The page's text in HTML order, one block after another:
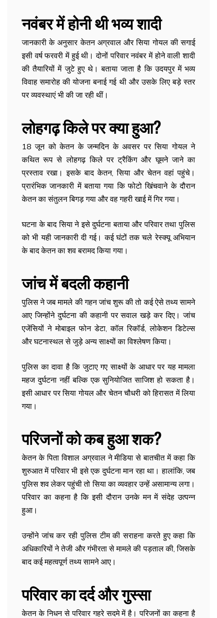
नवंबर में होनी थी भव्य शादी
जानकारी के अनुसार केतन अग्रवाल और सिया गोयल की सगाई
इसी वर्ष फरवरी में हुई थी। दोनों परिवार नवंबर में होने वाली शादी
की तैयारियों में जुटे हुए थे। बताया जाता है कि उदयपुर में भव्य
विवाह समारोह की योजना बनाई गई थी और उसके लिए बड़े स्तर
पर व्यवस्थाएं भी की जा रही थीं।
लोहगढ़ किले पर क्या हुआ?
18 जून को केतन के जन्मदिन के अवसर पर सिया गोयल ने
कथित रूप से लोहगढ़ किले पर ट्रैकिंग और घूमने जाने का
प्रस्ताव रखा। इसके बाद केतन, सिया और चेतन वहां पहुंचे।
प्रारंभिक जानकारी में बताया गया कि फोटो खिंचवाने के दौरान
केतन का संतुलन बिगड़ गया और वह गहरी खाई में गिर गया।
घटना के बाद सिया ने इसे दुर्घटना बताया और परिवार तथा पुलिस
को भी यही जानकारी दी गई। कई घंटों तक चले रेस्क्यू अभियान
के बाद केतन का शव बरामद किया गया।
जांच में बदली कहानी
पुलिस ने जब मामले की गहन जांच शुरू की तो कई ऐसे तथ्य सामने
आए जिन्होंने दुर्घटना की कहानी पर सवाल खड़े कर दिए। जांच
एजेंसियों ने मोबाइल फोन डेटा, कॉल रिकॉर्ड, लोकेशन डिटेल्स
और घटनास्थल से जुड़े अन्य साक्ष्यों का विश्लेषण किया।
पुलिस का दावा है कि जुटाए गए साक्ष्यों के आधार पर यह मामला
महज दुर्घटना नहीं बल्कि एक सुनियोजित साजिश हो सकता है।
इसी आधार पर सिया गोयल और चेतन चौधरी को हिरासत में लिया
गया।
परिजनों को कब हुआ शक?
केतन के पिता विशाल अग्रवाल ने मीडिया से बातचीत में कहा कि
शुरुआत में परिवार भी इसे एक दुर्घटना मान रहा था। हालांकि, जब
पुलिस शव लेकर पहुंची तो सिया का व्यवहार उन्हें असामान्य लगा।
परिवार का कहना है कि इसी दौरान उनके मन में संदेह उत्पन्न
हुआ।
उन्होंने जांच कर रही पुलिस टीम की सराहना करते हुए कहा कि
अधिकारियों ने तेजी और गंभीरता से मामले की पड़ताल की, जिसके
बाद कई महत्वपूर्ण तथ्य सामने आए।
परिवार का दर्द और गुस्सा
केतन के निधन से परिवार गहरे सदमे में है। परिजनों का कहना है